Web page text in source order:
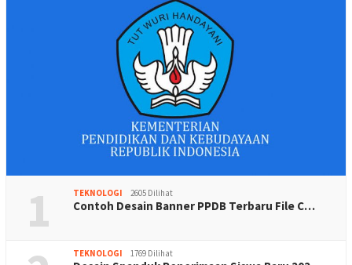
1 TEKNOLOGI 2605 Dilihat
Contoh Desain Banner PPDB Terbaru File C…
TEKNOLOGI 1769 Dilihat